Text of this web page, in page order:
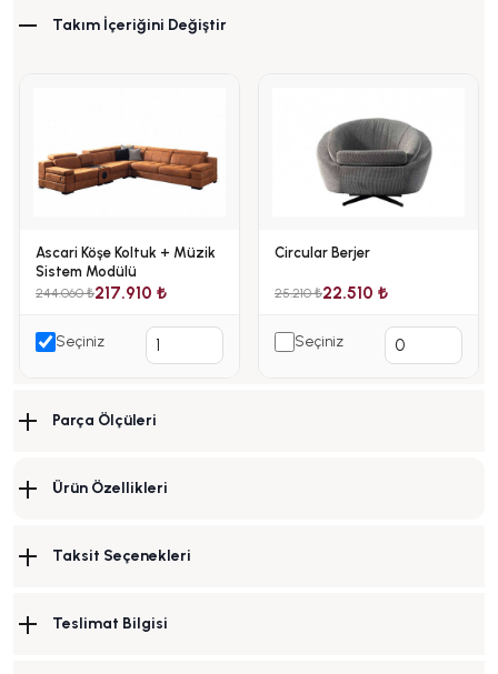
Takım İçeriğini Değiştir
Ascari Köşe Koltuk + Müzik
Sistem Modülü
244.060 ₺217.910 ₺
Seçiniz
Circular Berjer
25.210 ₺22.510 ₺
Seçiniz
Parça Ölçüleri
Ürün Özellikleri
Taksit Seçenekleri
Teslimat Bilgisi